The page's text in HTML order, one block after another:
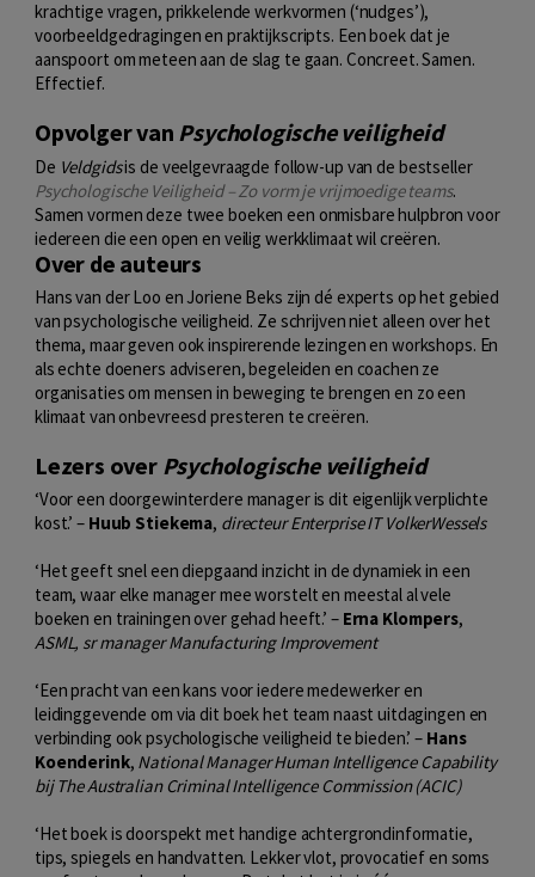
krachtige vragen, prikkelende werkvormen (‘nudges’),
voorbeeldgedragingen en praktijkscripts. Een boek dat je
aanspoort om meteen aan de slag te gaan. Concreet. Samen.
Effectief.
Opvolger van Psychologische veiligheid
De Veldgidsis de veelgevraagde follow-up van de bestseller
Psychologische Veiligheid – Zo vorm je vrijmoedige teams.
Samen vormen deze twee boeken een onmisbare hulpbron voor
iedereen die een open en veilig werkklimaat wil creëren.
Over de auteurs
Hans van der Loo en Joriene Beks zijn dé experts op het gebied
van psychologische veiligheid. Ze schrijven niet alleen over het
thema, maar geven ook inspirerende lezingen en workshops. En
als echte doeners adviseren, begeleiden en coachen ze
organisaties om mensen in beweging te brengen en zo een
klimaat van onbevreesd presteren te creëren.
Lezers over Psychologische veiligheid
‘Voor een doorgewinterdere manager is dit eigenlijk verplichte
kost.’ – Huub Stiekema, directeur Enterprise IT VolkerWessels
‘Het geeft snel een diepgaand inzicht in de dynamiek in een
team, waar elke manager mee worstelt en meestal al vele
boeken en trainingen over gehad heeft.’ – Erna Klompers,
ASML, sr manager Manufacturing Improvement
‘Een pracht van een kans voor iedere medewerker en
leidinggevende om via dit boek het team naast uitdagingen en
verbinding ook psychologische veiligheid te bieden.’ – Hans
Koenderink, National Manager Human Intelligence Capability
bij The Australian Criminal Intelligence Commission (ACIC)
‘Het boek is doorspekt met handige achtergrondinformatie,
tips, spiegels en handvatten. Lekker vlot, provocatief en soms